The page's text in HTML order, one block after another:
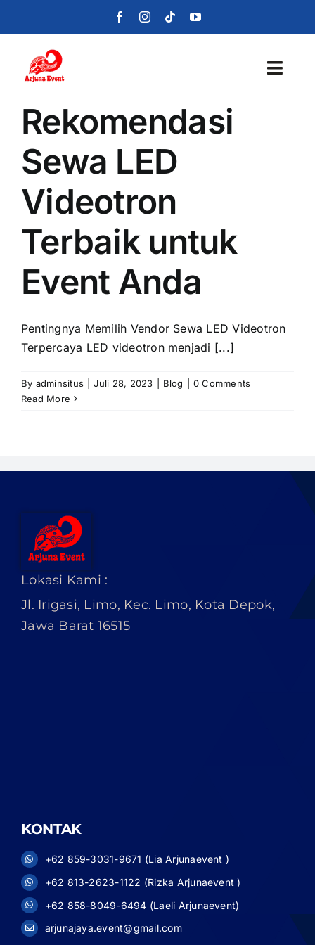
Beranda
Portofolio
Blog
Hubungi Kami
Rekomendasi
Sewa LED
Videotron
Terbaik untuk
Event Anda
Pentingnya Memilih Vendor Sewa LED Videotron
Terpercaya LED videotron menjadi [...]
By adminsitus Juli 28, 2023 Blog
0 Comments
Read More
Lokasi Kami :
Jl. Irigasi, Limo, Kec. Limo, Kota Depok,
Jawa Barat 16515
KONTAK
+62 859-3031-9671 (Lia Arjunaevent )
+62 813-2623-1122 (Rizka Arjunaevent )
+62 858-8049-6494 (Laeli Arjunaevent)
arjunajaya.event@gmail.com